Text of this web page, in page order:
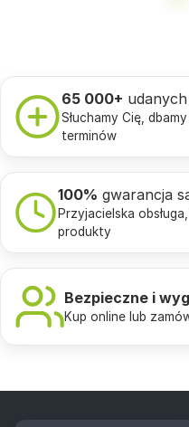
65 000+
Słuchamy Cię,
terminów
100% gwarancja
Przyjacielska
produkty
Bezpieczne i
Kup online lub